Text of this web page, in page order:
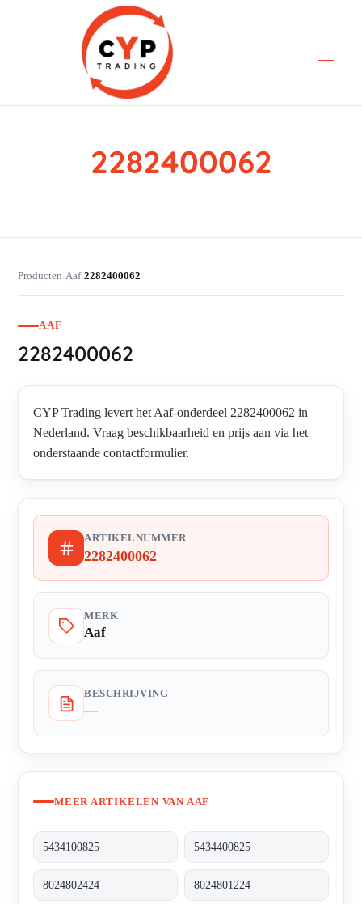
CYP Trading
Professionelle Ersatzteilbeschaffung
2282400062
Producten›Aaf›2282400062
AAF
2282400062
CYP Trading levert het Aaf-onderdeel 2282400062 in
Nederland. Vraag beschikbaarheid en prijs aan via het
onderstaande contactformulier.
ARTIKELNUMMER
2282400062
MERK
Aaf
BESCHRIJVING
—
MEER ARTIKELEN VAN AAF
5434100825 5434400825
8024802424 8024801224